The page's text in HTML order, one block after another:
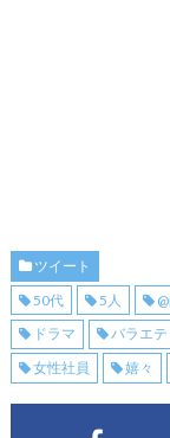
ツイート
50代
5人
ドラマ
バラエテ
女性社員
嬉々